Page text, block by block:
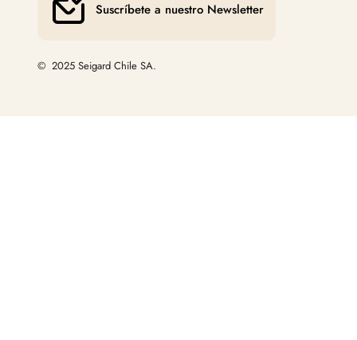
Suscríbete a nuestro Newsletter
© 2025 Seigard Chile SA.